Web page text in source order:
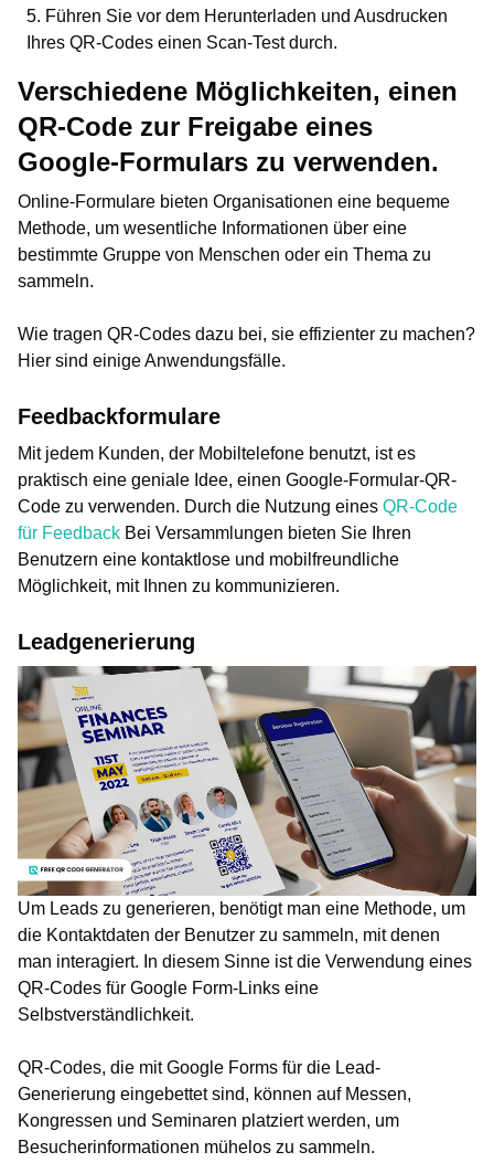
Führen Sie vor dem Herunterladen und Ausdrucken
Ihres QR-Codes einen Scan-Test durch.
Verschiedene Möglichkeiten, einen
QR-Code zur Freigabe eines
Google-Formulars zu verwenden.
Online-Formulare bieten Organisationen eine bequeme
Methode, um wesentliche Informationen über eine
bestimmte Gruppe von Menschen oder ein Thema zu
sammeln.
Wie tragen QR-Codes dazu bei, sie effizienter zu machen?
Hier sind einige Anwendungsfälle.
Feedbackformulare
Mit jedem Kunden, der Mobiltelefone benutzt, ist es
praktisch eine geniale Idee, einen Google-Formular-QR-
Code zu verwenden. Durch die Nutzung eines QR-Code
für Feedback Bei Versammlungen bieten Sie Ihren
Benutzern eine kontaktlose und mobilfreundliche
Möglichkeit, mit Ihnen zu kommunizieren.
Leadgenerierung
Um Leads zu generieren, benötigt man eine Methode, um
die Kontaktdaten der Benutzer zu sammeln, mit denen
man interagiert. In diesem Sinne ist die Verwendung eines
QR-Codes für Google Form-Links eine
Selbstverständlichkeit.
QR-Codes, die mit Google Forms für die Lead-
Generierung eingebettet sind, können auf Messen,
Kongressen und Seminaren platziert werden, um
Besucherinformationen mühelos zu sammeln.